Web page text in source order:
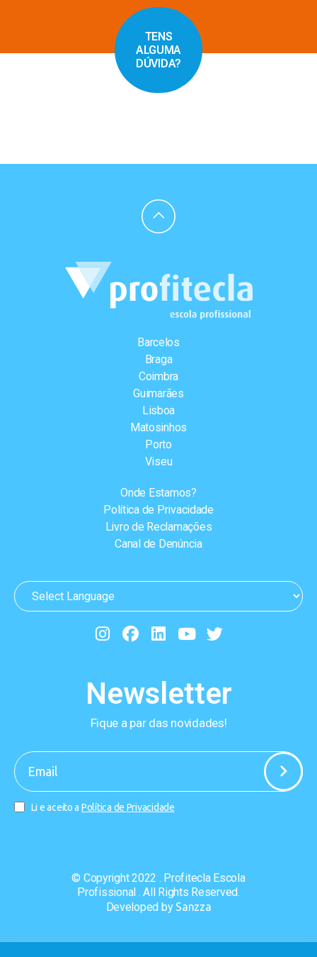
TENS
ALGUMA
DÚVIDA?
Barcelos
Braga
Coimbra
Guimarães
Lisboa
Matosinhos
Porto
Viseu
Onde Estamos?
Política de Privacidade
Livro de Reclamações
Canal de Denúncia
Newsletter
Fique a par das novidades!
Li e aceito a Política de Privacidade
-
© Copyright 2022 . Profitecla Escola
Profissional . All Rights Reserved.
Developed by Sanzza